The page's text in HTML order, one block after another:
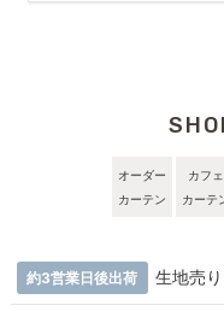
オーダー
カーテン
カフェ
カーテ
約3営業日後出荷 生地売